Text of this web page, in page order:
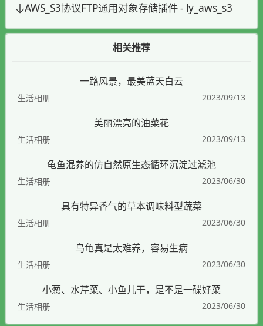
AWS_S3协议FTP通用对象存储插件 - ly_aws_s3
相关推荐
一路风景，最美蓝天白云
生活相册 2023/09/13
美丽漂亮的油菜花
生活相册 2023/09/13
龟鱼混养的仿自然原生态循环沉淀过滤池
生活相册 2023/06/30
具有特异香气的草本调味料型蔬菜
生活相册 2023/06/30
乌龟真是太难养，容易生病
生活相册 2023/06/30
小葱、水芹菜、小鱼儿干，是不是一碟好菜
生活相册 2023/06/30